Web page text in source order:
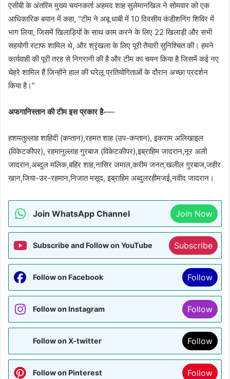
एसीबी के अंतरिम मुख्य चयनकर्ता अहमद शाह सुलेमानखिल ने सोमवार को एक
आधिकारिक बयान में कहा, “टीम ने अबू धाबी में 10 दिवसीय कंडीशनिंग शिविर में
भाग लिया, जिसमें खिलाड़ियों के साथ काम करने के लिए 22 खिलाड़ी और सभी
सहयोगी स्टाफ शामिल थे, और श्रृंखला के लिए पूरी तैयारी सुनिश्चित की। हमने
कार्यवाही की पूरी तरह से निगरानी की है और टीम का चयन किया है जिसमें कई नए
चेहरे शामिल हैं जिन्होंने हाल की घरेलू प्रतियोगिताओं के दौरान अच्छा प्रदर्शन
किया है।”
अफगानिस्तान की टीम इस प्रकार है-—
हशमतुल्लाह शाहिदी (कप्तान),रहमत शाह (उप-कप्तान), इकराम अलिखाइल
(विकेटकीपर), रहमानुल्लाह गुरबाज (विकेटकीपर),इब्राहिम जादरान,नूर अली
जादरान,अब्दुल मलिक,बहिर शाह,नासिर जमाल,करीम जनत,खलील गुरबाज,जहीर
खान,जिया-उर-रहमान,निजात मसूद, इब्राहिम अब्दुलरहीमजई,नवीद जादरान।
Join WhatsApp Channel Join Now
Subscribe and Follow on YouTube Subscribe
Follow on Facebook Follow
Follow on Instagram Follow
Follow on X-twitter Follow
Follow on Pinterest Follow